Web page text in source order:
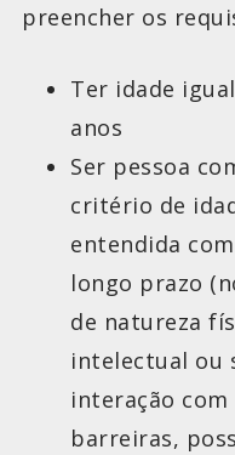
preencher os
Ter idade
anos
Ser pessoa
critério de
entendida
longo prazo
de natureza
intelectual ou
interação
barreiras,